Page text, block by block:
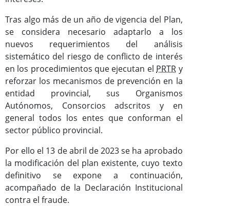
Tras algo más de un año de vigencia del Plan,
se considera necesario adaptarlo a los
nuevos requerimientos del análisis
sistemático del riesgo de conflicto de interés
en los procedimientos que ejecutan el PRTR y
reforzar los mecanismos de prevención en la
entidad provincial, sus Organismos
Autónomos, Consorcios adscritos y en
general todos los entes que conforman el
sector público provincial.
Por ello el 13 de abril de 2023 se ha aprobado
la modificación del plan existente, cuyo texto
definitivo se expone a continuación,
acompañado de la Declaración Institucional
contra el fraude.